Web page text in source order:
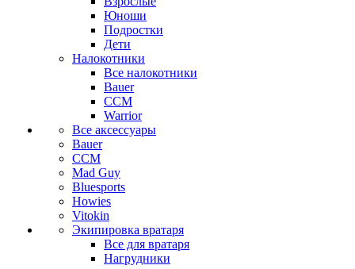
Юноши
Подростки
Дети
Налокотники
Все налокотники
Bauer
CCM
Warrior
Все аксессуары
Bauer
CCM
Mad Guy
Bluesports
Howies
Vitokin
Экипировка вратаря
Все для вратаря
Нагрудники